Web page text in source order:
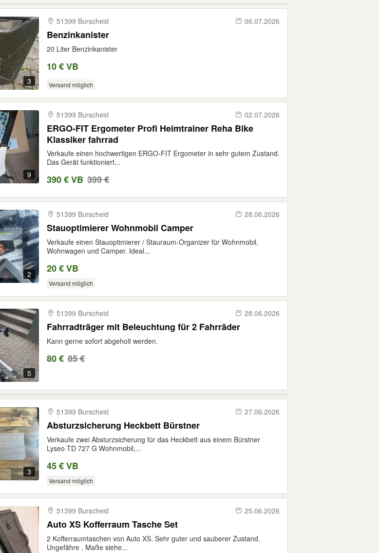
3
51399 Burscheid 06.07.2026
Benzinkanister
20 Liter Benzinkanister
10 € VB
Versand möglich
9
51399 Burscheid 02.07.2026
ERGO-FIT Ergometer Profi Heimtrainer Reha Bike
Klassiker fahrrad
Verkaufe einen hochwertigen ERGO-FIT Ergometer in sehr gutem Zustand.
Das Gerät funktioniert...
390 € VB 399 €
2
51399 Burscheid 28.06.2026
Stauoptimierer Wohnmobil Camper
Verkaufe einen Stauoptimierer / Stauraum-Organizer für Wohnmobil,
Wohnwagen und Camper. Ideal...
20 € VB
Versand möglich
5
51399 Burscheid 28.06.2026
Fahrradträger mit Beleuchtung für 2 Fahrräder
Kann gerne sofort abgeholt werden.
80 € 85 €
3
51399 Burscheid 27.06.2026
Absturzsicherung Heckbett Bürstner
Verkaufe zwei Absturzsicherung für das Heckbett aus einem Bürstner
Lyseo TD 727 G Wohnmobil,...
45 € VB
Versand möglich
51399 Burscheid 25.06.2026
Auto XS Kofferraum Tasche Set
2 Kofferraumtaschen von Auto XS. Sehr guter und sauberer Zustand.
Ungefähre . Maße siehe...